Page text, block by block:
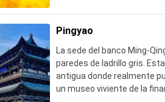
Pingyao
La sede del banco Ming-
paredes de ladrillo gris.
antigua donde realmente
un museo viviente de la